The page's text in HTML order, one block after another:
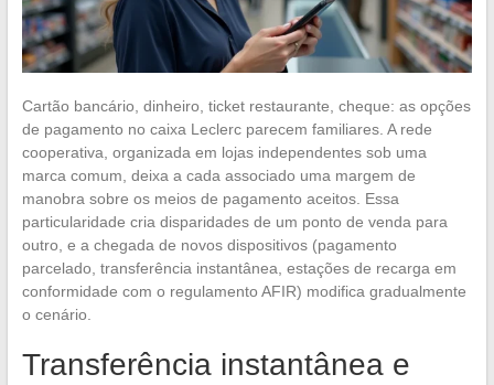
Cartão bancário, dinheiro, ticket restaurante, cheque: as opções
de pagamento no caixa Leclerc parecem familiares. A rede
cooperativa, organizada em lojas independentes sob uma
marca comum, deixa a cada associado uma margem de
manobra sobre os meios de pagamento aceitos. Essa
particularidade cria disparidades de um ponto de venda para
outro, e a chegada de novos dispositivos (pagamento
parcelado, transferência instantânea, estações de recarga em
conformidade com o regulamento AFIR) modifica gradualmente
o cenário.
Transferência instantânea e